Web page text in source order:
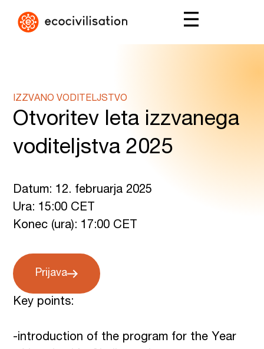
IZZVANO VODITELJSTVO
Otvoritev leta izzvanega
voditeljstva 2025
Datum: 12. februarja 2025
Ura: 15:00 CET
Konec (ura): 17:00 CET
Prijava
Key points:
-introduction of the program for the Year